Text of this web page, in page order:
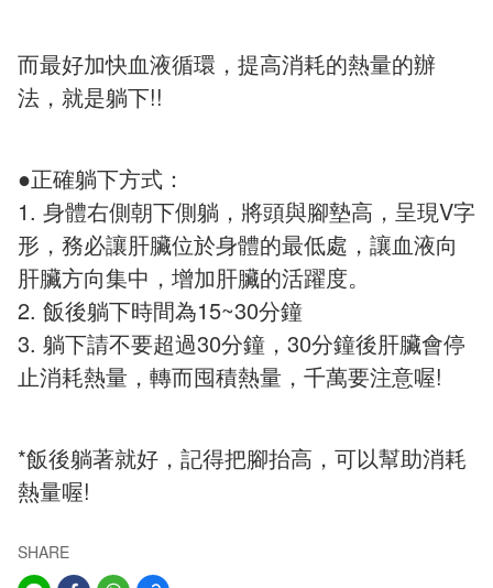
而最好加快血液循環，提高消耗的熱量的辦
法，就是躺下!!
●正確躺下方式：
1. 身體右側朝下側躺，將頭與腳墊高，呈現V字
形，務必讓肝臟位於身體的最低處，讓血液向
肝臟方向集中，增加肝臟的活躍度。
2. 飯後躺下時間為15~30分鐘
3. 躺下請不要超過30分鐘，30分鐘後肝臟會停
止消耗熱量，轉而囤積熱量，千萬要注意喔!
*飯後躺著就好，記得把腳抬高，可以幫助消耗
熱量喔!
SHARE